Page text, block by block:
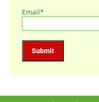
Email*